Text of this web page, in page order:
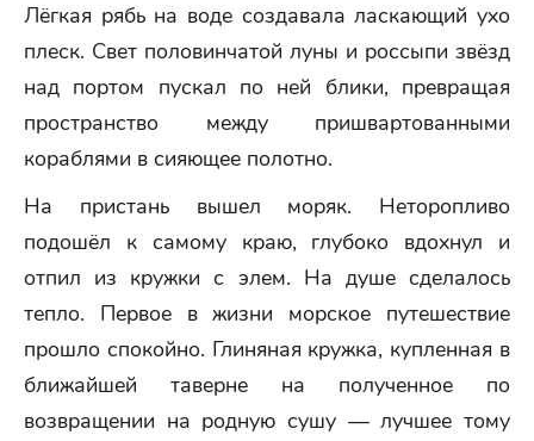
Лёгкая рябь на воде создавала ласкающий ухо
плеск. Свет половинчатой луны и россыпи звёзд
над портом пускал по ней блики, превращая
пространство между пришвартованными
кораблями в сияющее полотно.
На пристань вышел моряк. Неторопливо
подошёл к самому краю, глубоко вдохнул и
отпил из кружки с элем. На душе сделалось
тепло. Первое в жизни морское путешествие
прошло спокойно. Глиняная кружка, купленная в
ближайшей таверне на полученное по
возвращении на родную сушу — лучшее тому